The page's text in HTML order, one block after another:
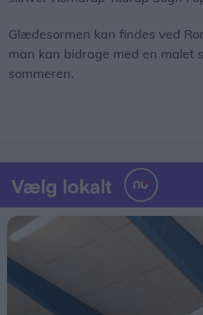
Glædesormen kan findes ved
man kan bidrage med en malet
sommeren.